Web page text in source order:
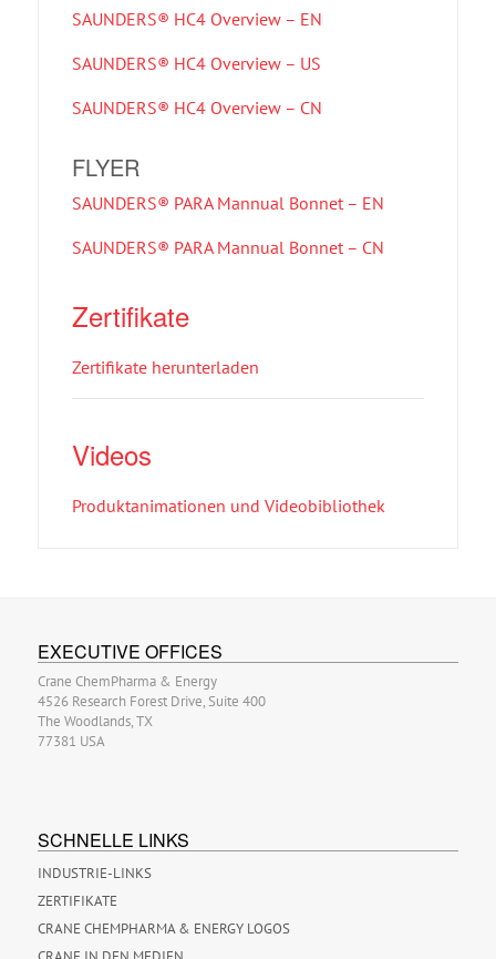
SAUNDERS® HC4 Overview – EN
SAUNDERS® HC4 Overview – US
SAUNDERS® HC4 Overview – CN
FLYER
SAUNDERS® PARA Mannual Bonnet – EN
SAUNDERS® PARA Mannual Bonnet – CN
Zertifikate
Zertifikate herunterladen
Videos
Produktanimationen und Videobibliothek
EXECUTIVE OFFICES
Crane ChemPharma & Energy
4526 Research Forest Drive, Suite 400
The Woodlands, TX
77381 USA
SCHNELLE LINKS
INDUSTRIE-LINKS
ZERTIFIKATE
CRANE CHEMPHARMA & ENERGY LOGOS